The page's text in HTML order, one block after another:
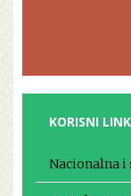
KORISNI
Nacionalna